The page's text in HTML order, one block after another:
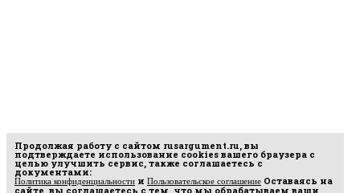
Продолжая работу с сайтом rusargument.ru, вы
подтверждаете использование cookies вашего браузера с
целью улучшить сервис, также соглашаетесь с
документами:
Политика конфиденциальности и Пользовательское соглашение Оставаясь на
сайте, вы соглашаетесь с тем, что мы обрабатываем ваши